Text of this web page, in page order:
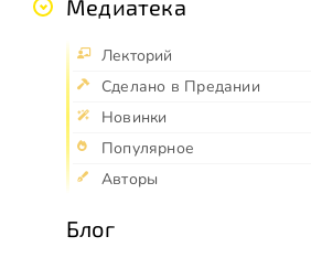
Медиатека
Лекторий
Сделано в Предании
Новинки
Популярное
Авторы
Блог